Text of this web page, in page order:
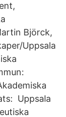
Björck,
Uppsala
Uppsala